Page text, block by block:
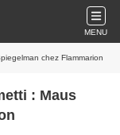
MENU
chez Flammarion
: Maus